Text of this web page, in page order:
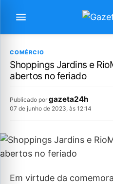
COMÉRCIO
Shoppings Jardins e
abertos no feriado
Publicado por gazeta24h
07 de junho de 2023, às 12:14
Em virtude da